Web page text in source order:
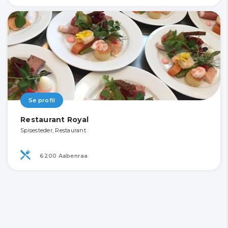
Se profil
Restaurant Royal
Spisesteder, Restaurant
6200 Aabenraa